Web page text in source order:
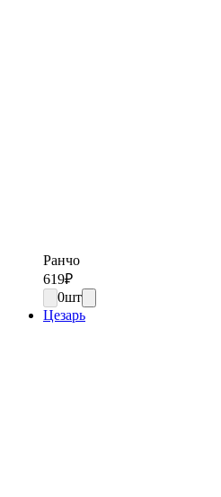
Ранчо
619₽
0шт
Цезарь